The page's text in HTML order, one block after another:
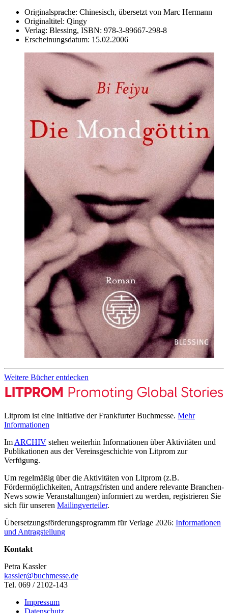
Originalsprache: Chinesisch, übersetzt von Marc Hermann
Originaltitel: Qingy
Verlag: Blessing, ISBN: 978-3-89667-298-8
Erscheinungsdatum: 15.02.2006
Weitere Bücher entdecken
Litprom ist eine Initiative der Frankfurter Buchmesse. Mehr
Informationen
Im ARCHIV stehen weiterhin Informationen über Aktivitäten und
Publikationen aus der Vereinsgeschichte von Litprom zur
Verfügung.
Um regelmäßig über die Aktivitäten von Litprom (z.B.
Fördermöglichkeiten, Antragsfristen und andere relevante Branchen-
News sowie Veranstaltungen) informiert zu werden, registrieren Sie
sich für unseren Mailingverteiler.
Übersetzungsförderungsprogramm für Verlage 2026: Informationen
und Antragstellung
Kontakt
Petra Kassler
kassler@buchmesse.de
Tel. 069 / 2102-143
Impressum
Datenschutz